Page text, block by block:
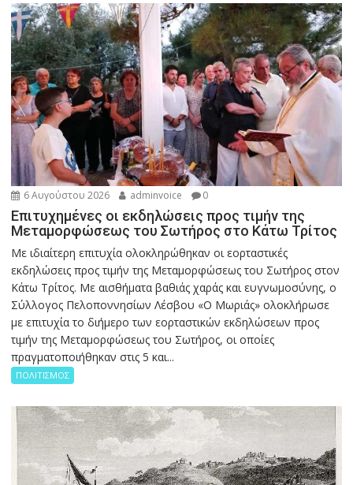
6 Αυγούστου 2026 adminvoice 0
Επιτυχημένες οι εκδηλώσεις προς τιμήν της
Μεταμορφώσεως του Σωτήρος στο Κάτω Τρίτος
Με ιδιαίτερη επιτυχία ολοκληρώθηκαν οι εορταστικές
εκδηλώσεις προς τιμήν της Μεταμορφώσεως του Σωτήρος στον
Κάτω Τρίτος. Με αισθήματα βαθιάς χαράς και ευγνωμοσύνης, ο
Σύλλογος Πελοποννησίων Λέσβου «Ο Μωριάς» ολοκλήρωσε
με επιτυχία το διήμερο των εορταστικών εκδηλώσεων προς
τιμήν της Μεταμορφώσεως του Σωτήρος, οι οποίες
πραγματοποιήθηκαν στις 5 και...
ΠΟΛΙΤΙΣΜΟΣ